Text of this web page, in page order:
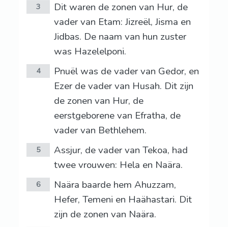
3
Dit waren de zonen van Hur, de
vader van Etam: Jizreël, Jisma en
Jidbas. De naam van hun zuster
was Hazelelponi.
4
Pnuël was de vader van Gedor, en
Ezer de vader van Husah. Dit zijn
de zonen van Hur, de
eerstgeborene van Efratha, de
vader van Bethlehem.
5
Assjur, de vader van Tekoa, had
twee vrouwen: Hela en Naära.
6
Naära baarde hem Ahuzzam,
Hefer, Temeni en Haähastari. Dit
zijn de zonen van Naära.